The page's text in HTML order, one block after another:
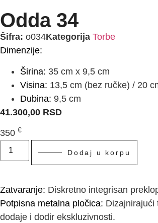
Odda 34
Šifra: o034Kategorija Torbe
Dimenzije:
Širina: 35 cm x 9,5 cm
Visina: 13,5 cm (bez ručke) / 20
Dubina: 9,5 cm
41.300,00 RSD
350 €
Dodaj u korpu
Zatvaranje: Diskretno integrisan
Potpisna metalna pločica: Dizajnirajući
dodaje i dodir ekskluzivnosti.